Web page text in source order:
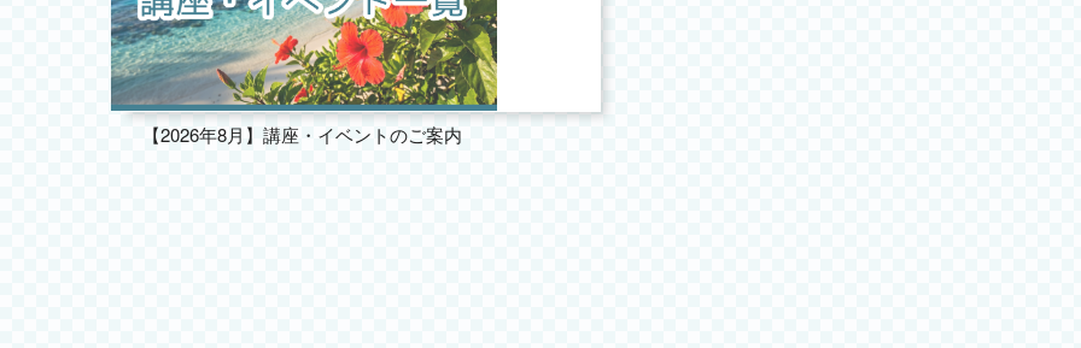
【2026年8月】講座・イベントのご案内